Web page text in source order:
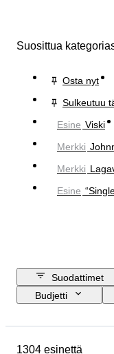
Suosittua
Osta nyt
Sulkeutuu
Esine Viski
Merkki
Merkki
Esine
Suodattimet
Budjetti
Materiaali
1304 esinettä